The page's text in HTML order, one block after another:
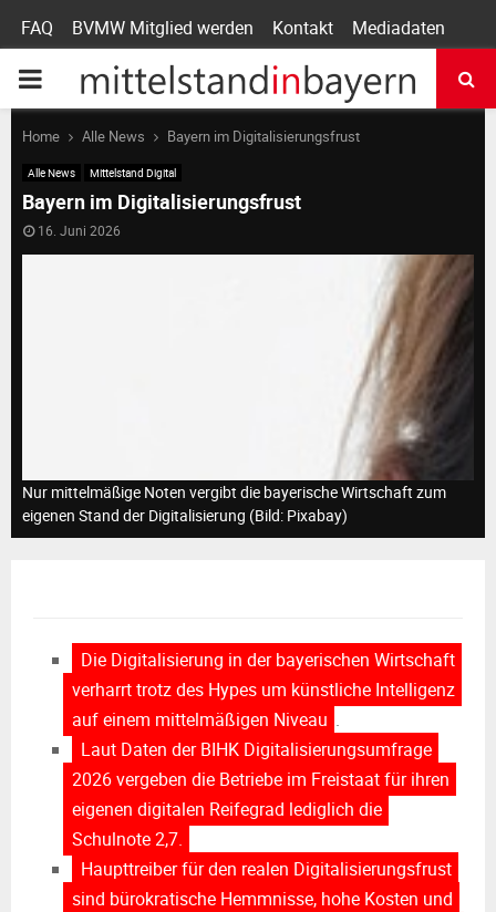
FAQ BVMW Mitglied werden Kontakt Mediadaten
P
R
I
M
M
Home Alle News Bayern im Digitalisierungsfrust
Alle News Mittelstand Digital
Bayern im Digitalisierungsfrust
16. Juni 2026
Nur mittelmäßige Noten vergibt die bayerische Wirtschaft zum
eigenen Stand der Digitalisierung (Bild: Pixabay)
Die Digitalisierung in der bayerischen Wirtschaft
verharrt trotz des Hypes um künstliche Intelligenz
auf einem mittelmäßigen Niveau .
Laut Daten der BIHK Digitalisierungsumfrage
2026 vergeben die Betriebe im Freistaat für ihren
eigenen digitalen Reifegrad lediglich die
Schulnote 2,7.
Haupttreiber für den realen Digitalisierungsfrust
sind bürokratische Hemmnisse, hohe Kosten und